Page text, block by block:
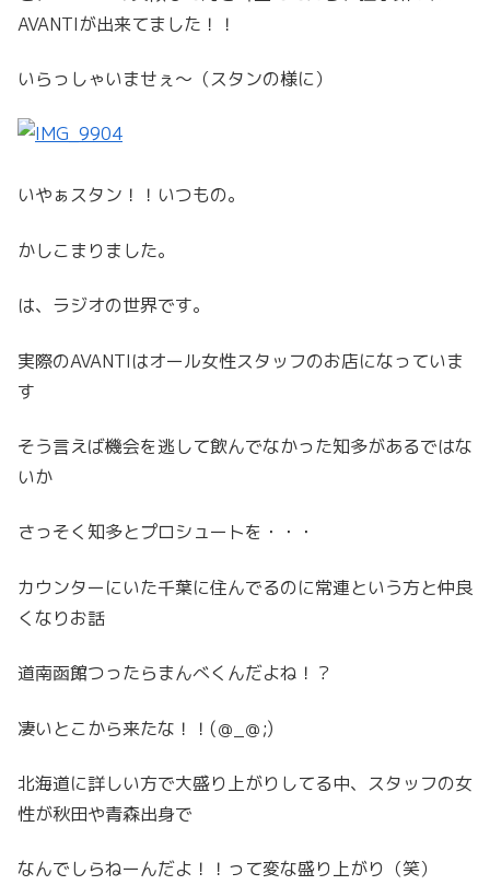
AVANTIが出来てました！！
いらっしゃいませぇ〜（スタンの様に）
いやぁスタン！！いつもの。
かしこまりました。
は、ラジオの世界です。
実際のAVANTIはオール女性スタッフのお店になっていま
す
そう言えば機会を逃して飲んでなかった知多があるではな
いか
さっそく知多とプロシュートを・・・
カウンターにいた千葉に住んでるのに常連という方と仲良
くなりお話
道南函館つったらまんべくんだよね！？
凄いとこから来たな！！(＠_＠;)
北海道に詳しい方で大盛り上がりしてる中、スタッフの女
性が秋田や青森出身で
なんでしらねーんだよ！！って変な盛り上がり（笑）